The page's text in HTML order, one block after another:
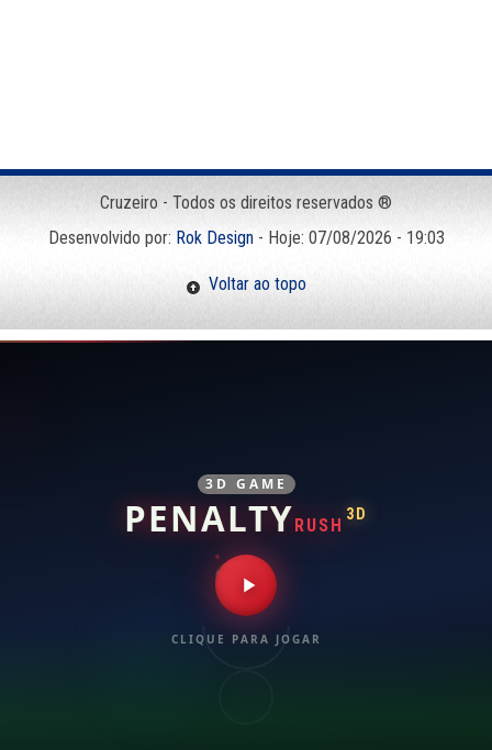
Cruzeiro - Todos os direitos reservados ®
Desenvolvido por: Rok Design- Hoje: 07/08/2026 - 19:03
Voltar ao topo
3D GAME
PENALTYRUSH
3D
CLIQUE PARA JOGAR